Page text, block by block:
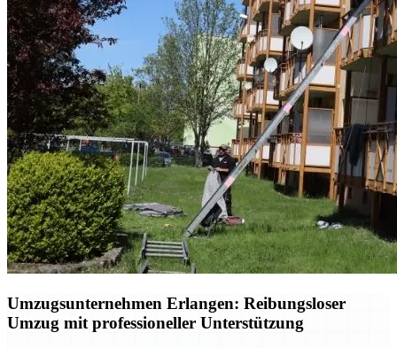
Umzugsunternehmen Erlangen: Reibungsloser
Umzug mit professioneller Unterstützung